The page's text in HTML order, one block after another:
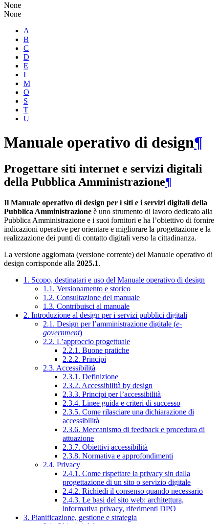
None
None
A
B
C
D
E
I
M
O
S
T
U
Manuale operativo di design¶
Progettare siti internet e servizi digitali
della Pubblica Amministrazione¶
Il Manuale operativo di design per i siti e i servizi digitali della
Pubblica Amministrazione è uno strumento di lavoro dedicato alla
Pubblica Amministrazione e i suoi fornitori e ha l’obiettivo di fornire
indicazioni operative per orientare e migliorare la progettazione e la
realizzazione dei punti di contatto digitali verso la cittadinanza.
La versione aggiornata (versione corrente) del Manuale operativo di
design corrisponde alla 2025.1.
1. Scopo, destinatari e uso del Manuale operativo di design
1.1. Versionamento e storico
1.2. Consultazione del manuale
1.3. Contribuisci al manuale
2. Introduzione al design per i servizi pubblici digitali
2.1. Design per l’amministrazione digitale (e-
government)
2.2. L’approccio progettuale
2.2.1. Buone pratiche
2.2.2. Principi
2.3. Accessibilità
2.3.1. Definizione
2.3.2. Accessibilità by design
2.3.3. Principi per l’accessibilità
2.3.4. Linee guida e criteri di successo
2.3.5. Come rilasciare una dichiarazione di
accessibilità
2.3.6. Meccanismo di feedback e procedura di
attuazione
2.3.7. Obiettivi accessibilità
2.3.8. Normativa e approfondimenti
2.4. Privacy
2.4.1. Come rispettare la privacy sin dalla
progettazione di un sito o servizio digitale
2.4.2. Richiedi il consenso quando necessario
2.4.3. Le basi del sito web: architettura,
informativa privacy, riferimenti DPO
3. Pianificazione, gestione e strategia